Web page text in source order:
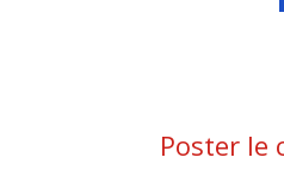
Poster le